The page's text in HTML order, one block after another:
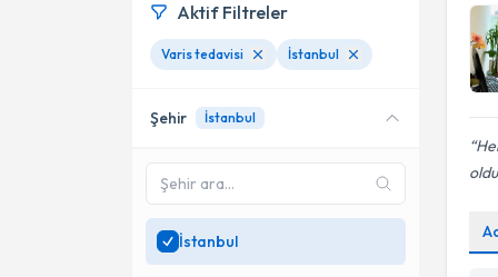
Aktif Filtreler
Varis tedavisi İstanbul
Şehir İstanbul
İstanbul